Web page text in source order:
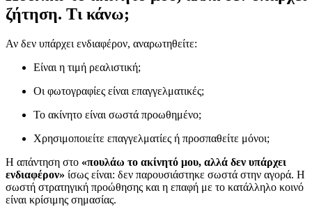
ζήτηση. Τι κάνω;
Αν δεν υπάρχει ενδιαφέρον, αναρωτηθείτε:
Είναι η τιμή ρεαλιστική;
Οι φωτογραφίες είναι επαγγελματικές;
Το ακίνητο είναι σωστά προωθημένο;
Χρησιμοποιείτε επαγγελματίες ή προσπαθείτε μόνοι;
Η απάντηση στο «πουλάω το ακίνητό μου, αλλά δεν υπάρχει
ενδιαφέρον» ίσως είναι: δεν παρουσιάστηκε σωστά στην αγορά. Η
σωστή στρατηγική προώθησης και η επαφή με το κατάλληλο κοινό
είναι κρίσιμης σημασίας.